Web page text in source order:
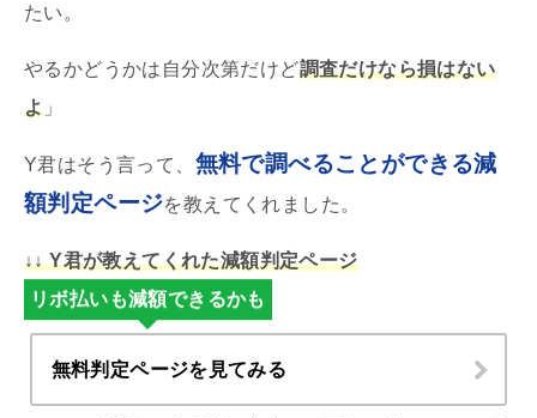
たい。
やるかどうかは自分次第だけど調査だけなら損はない
よ 」
Y君はそう言って、 無料で調べることができる減
額判定ページを教えてくれました。
↓↓ Y君が教えてくれた減額判定ページ
リボ払いも減額できるかも
無料判定ページを見てみる